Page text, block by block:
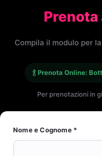
Prenota
Compila il modulo per
🍾 Prenota Online:
Per prenotazioni in
Nome e Cognome *